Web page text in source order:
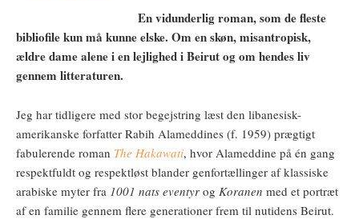
En vidunderlig roman, som de fleste
bibliofile kun må kunne elske. Om en skøn, misantropisk,
ældre dame alene i en lejlighed i Beirut og om hendes liv
gennem litteraturen.
Jeg har tidligere med stor begejstring læst den libanesisk-
amerikanske forfatter Rabih Alameddines (f. 1959) prægtigt
fabulerende roman The Hakawati, hvor Alameddine på én gang
respektfuldt og respektløst blander genfortællinger af klassiske
arabiske myter fra 1001 nats eventyr og Koranen med et portræt
af en familie gennem flere generationer frem til nutidens Beirut.